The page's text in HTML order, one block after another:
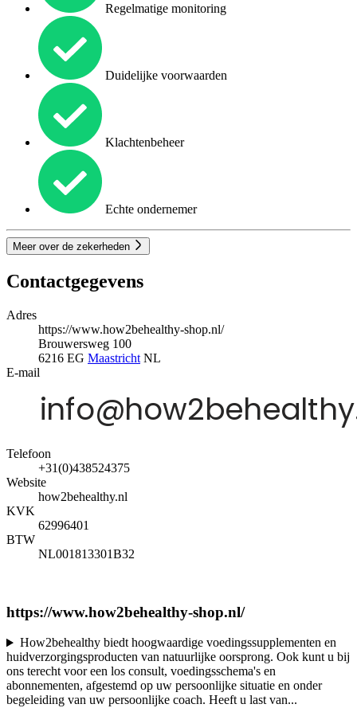
Regelmatige monitoring
Duidelijke voorwaarden
Klachtenbeheer
Echte ondernemer
Meer over de zekerheden
Contactgegevens
Adres
https://www.how2behealthy-shop.nl/
Brouwersweg 100
6216 EG Maastricht NL
E-mail
Telefoon
+31(0)438524375
Website
how2behealthy.nl
KVK
62996401
BTW
NL001813301B32
https://www.how2behealthy-shop.nl/
How2behealthy biedt hoogwaardige voedingssupplementen en
huidverzorgingsproducten van natuurlijke oorsprong. Ook kunt u bij
ons terecht voor een los consult, voedingsschema's en
abonnementen, afgestemd op uw persoonlijke situatie en onder
begeleiding van uw persoonlijke coach. Heeft u last van...